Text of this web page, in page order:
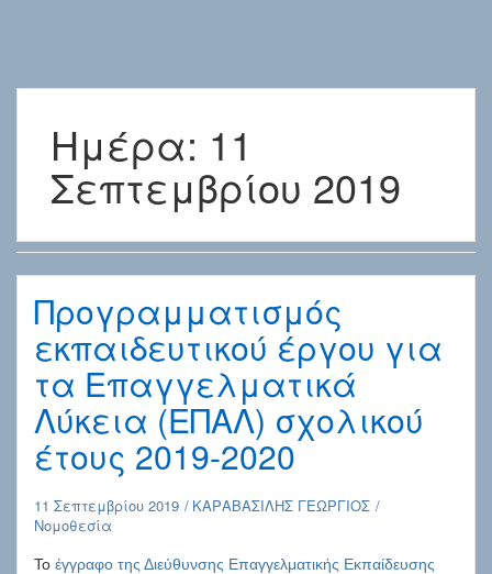
Ημέρα: 11
Σεπτεμβρίου 2019
Προγραμματισμός
εκπαιδευτικού έργου για
τα Επαγγελματικά
Λύκεια (ΕΠΑΛ) σχολικού
έτους 2019-2020
11 Σεπτεμβρίου 2019
ΚΑΡΑΒΑΣΙΛΗΣ ΓΕΩΡΓΙΟΣ
Νομοθεσία
Το έγγραφο της Διεύθυνσης Επαγγελματικής Εκπαίδευσης